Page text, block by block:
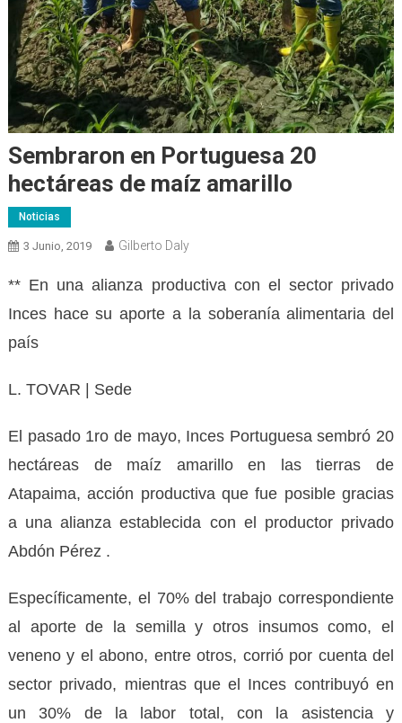
Sembraron en Portuguesa 20
hectáreas de maíz amarillo
Noticias
3 Junio, 2019 Gilberto Daly
** En una alianza productiva con el sector privado
Inces hace su aporte a la soberanía alimentaria del
país
L. TOVAR | Sede
El pasado 1ro de mayo, Inces Portuguesa sembró 20
hectáreas de maíz amarillo en las tierras de
Atapaima, acción productiva que fue posible gracias
a una alianza establecida con el productor privado
Abdón Pérez .
Específicamente, el 70% del trabajo correspondiente
al aporte de la semilla y otros insumos como, el
veneno y el abono, entre otros, corrió por cuenta del
sector privado, mientras que el Inces contribuyó en
un 30% de la labor total, con la asistencia y